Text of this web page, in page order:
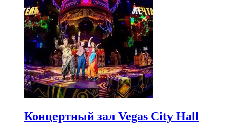
Концертный зал Vegas City Hall